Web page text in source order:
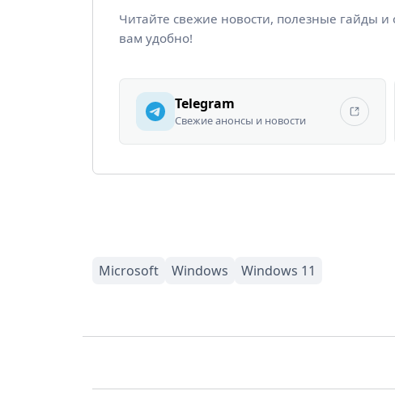
Читайте свежие новости, полезные гайды
вам удобно!
Telegram
Свежие анонсы и новости